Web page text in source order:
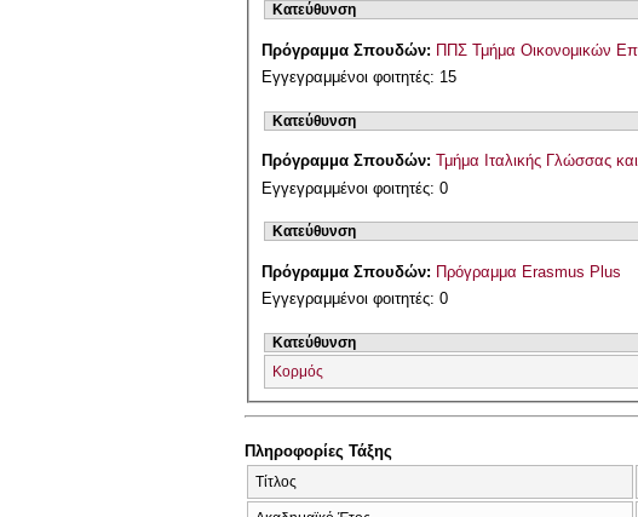
Κατεύθυνση
Πρόγραμμα Σπουδών: ΠΠΣ Τμήμα Οικονομικών
Εγγεγραμμένοι φοιτητές: 15
Κατεύθυνση
Πρόγραμμα Σπουδών:Τμήμα Ιταλικής Γλώσσας
Εγγεγραμμένοι φοιτητές: 0
Κατεύθυνση
Πρόγραμμα Σπουδών: Πρόγραμμα Erasmus Plus
Εγγεγραμμένοι φοιτητές: 0
Κατεύθυνση
Κορμός
Πληροφορίες Τάξης
Τίτλος